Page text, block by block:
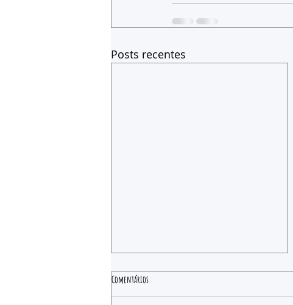
Posts recentes
Comentários